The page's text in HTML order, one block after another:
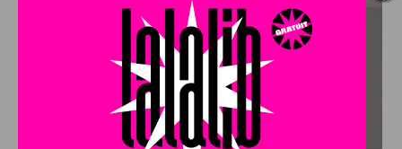
LE DFCO DÉVOILE SES NOUVEAUX MAILLOTS POUR LA
SAISON 2026-2027